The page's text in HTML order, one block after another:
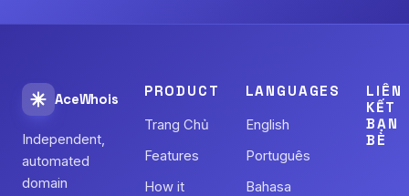
AceWhois
Independent,
automated
domain
PRODUCT
Trang Chủ
Features
How it
LANGUAGES
English
Português
Bahasa
LIÊN
KẾT
BẠN
BÈ